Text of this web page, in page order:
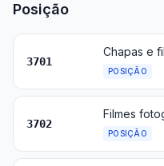
Posição
3701
POSIÇÃO
3702
POSIÇÃO